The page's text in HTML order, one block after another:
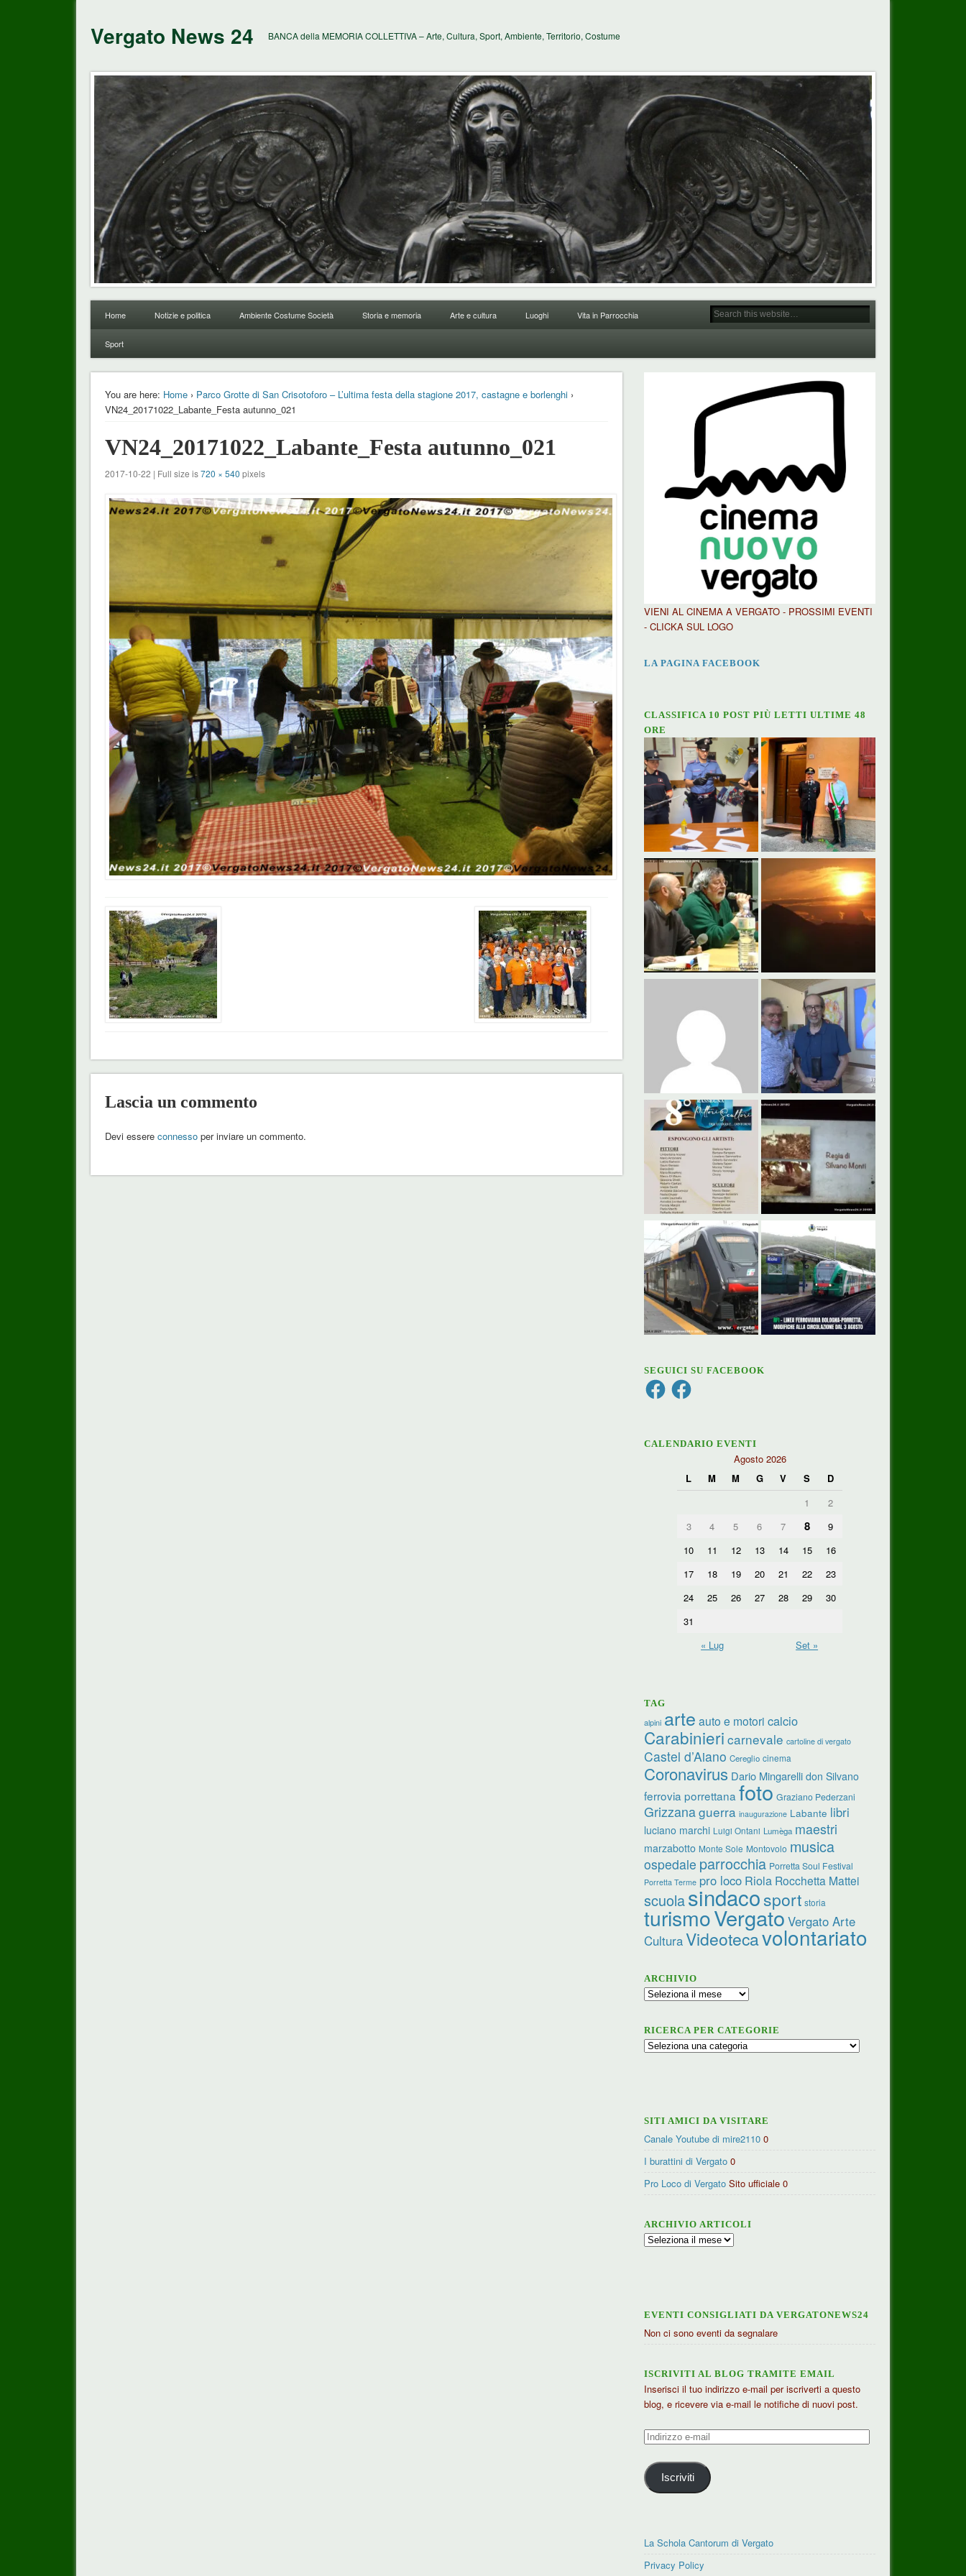
Vergato News 24 BANCA della MEMORIA COLLETTIVA – Arte, Cultura, Sport, Ambiente, Territorio, Costume
Home Notizie e politica Ambiente Costume Società Storia e memoria Arte e cultura Luoghi Vita in Parrocchia
Sport
You are here: Home› Parco Grotte di San Crisotoforo – L’ultima festa della stagione 2017, castagne e borlenghi›
VN24_20171022_Labante_Festa autunno_021
VN24_20171022_Labante_Festa autunno_021
2017-10-22 | Full size is720 × 540 pixels
Lascia un commento
Devi essere connessoper inviare un commento.
VIENI AL CINEMA A VERGATO - PROSSIMI EVENTI
- CLICKA SUL LOGO
LA PAGINA FACEBOOK
CLASSIFICA 10 POST PIÙ LETTI ULTIME 48
ORE
SEGUICI SU FACEBOOK
FacebookFacebook
CALENDARIO EVENTI
Agosto 2026
L
M M G V S
D
1
2
3
4 5 6 7 8
9
10
11 12 13 14 15
16
17
18 19 20 21 22
23
24
25 26 27 28 29
30
31
« Lug
Set »
TAG
alpini arte auto e motori calcio
Carabinieri carnevale cartoline di vergato
Castel d’Aiano Cereglio cinema
Coronavirus Dario Mingarelli don Silvano
ferrovia porrettana foto Graziano Pederzani
Grizzanaguerra inaugurazione Labante libri
luciano marchi Luigi Ontani Lumèga maestri
marzabotto Monte Sole Montovolo musica
ospedale parrocchia Porretta Soul Festival
Porretta Terme pro loco Riola Rocchetta Mattei
scuolasindacosport storia
turismoVergato Vergato Arte
CulturaVideotecavolontariato
ARCHIVIO
Archivio
RICERCA PER CATEGORIE
Ricerca
SITI AMICI DA VISITARE
Canale Youtube di mire2110 0
I burattini di Vergato 0
Pro Loco di Vergato Sito ufficiale 0
ARCHIVIO ARTICOLI
Archivio
EVENTI CONSIGLIATI DA VERGATONEWS24
Non ci sono eventi da segnalare
ISCRIVITI AL BLOG TRAMITE EMAIL
Inserisci il tuo indirizzo e-mail per iscriverti a questo
blog, e ricevere via e-mail le notifiche di nuovi post.
Indirizzo
mail
Iscriviti
La Schola Cantorum di Vergato
Privacy Policy